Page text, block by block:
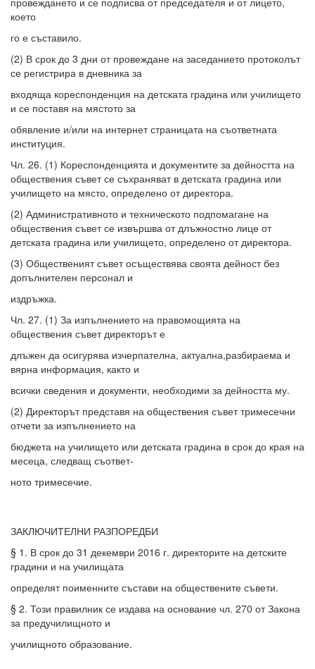
което
го е съставило.
(2) В срок до 3 дни от провеждане на заседанието протоколът
се регистрира в дневника за
входяща кореспонденция на детската градина или училището
и се поставя на мястото за
обявление и/или на интернет страницата на съответната
институция.
Чл. 26. (1) Кореспонденцията и документите за дейността на
обществения съвет се съхраняват в детската градина или
училището на място, определено от директора.
(2) Административното и техническото подпомагане на
обществения съвет се извършва от длъжностно лице от
детската градина или училището, определено от директора.
(3) Общественият съвет осъществява своята дейност без
допълнителен персонал и
издръжка.
Чл. 27. (1) За изпълнението на правомощията на
обществения съвет директорът е
длъжен да осигурява изчерпателна, актуална,разбираема и
вярна информация, както и
всички сведения и документи, необходими за дейността му.
(2) Директорът представя на обществения съвет тримесечни
отчети за изпълнението на
бюджета на училището или детската градина в срок до края на
месеца, следващ съответ-
ното тримесечие.
ЗАКЛЮЧИТЕЛНИ РАЗПОРЕДБИ
§ 1. В срок до 31 декември 2016 г. директорите на детските
градини и на училищата
определят поименните състави на обществените съвети.
§ 2. Този правилник се издава на основание чл. 270 от Закона
за предучилищното и
училищното образование.